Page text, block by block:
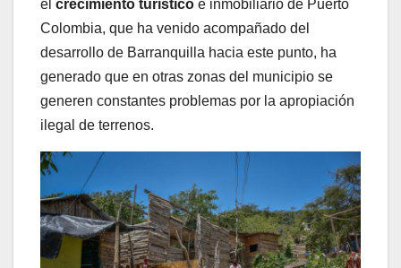
el crecimiento turístico e inmobiliario de Puerto
Colombia, que ha venido acompañado del
desarrollo de Barranquilla hacia este punto, ha
generado que en otras zonas del municipio se
generen constantes problemas por la apropiación
ilegal de terrenos.